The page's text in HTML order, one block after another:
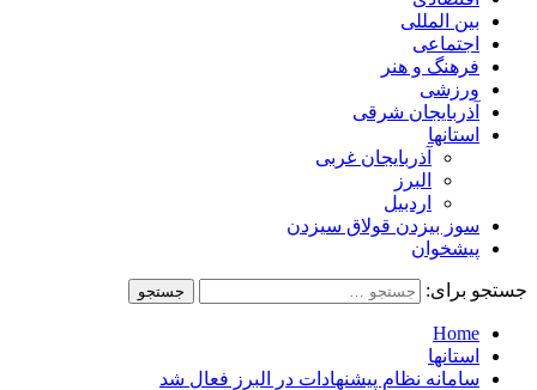
بین المللی
اجتماعی
فرهنگ و هنر
ورزشی
آذربایجان شرقی
استانها
آذربایجان غربی
البرز
اردبیل
سوز بیزدن قولاق سیزدن
پیشخوان
جستجو برای:
Home
استانها
سامانه نظام پیشنهادات در البرز فعال شد